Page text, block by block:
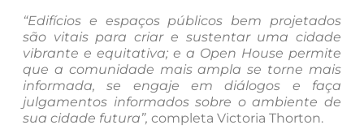
“Edifícios e espaços públicos bem projetados
são vitais para criar e sustentar uma cidade
vibrante e equitativa; e a Open House permite
que a comunidade mais ampla se torne mais
informada, se engaje em diálogos e faça
julgamentos informados sobre o ambiente de
sua cidade futura”, completa Victoria Thorton.